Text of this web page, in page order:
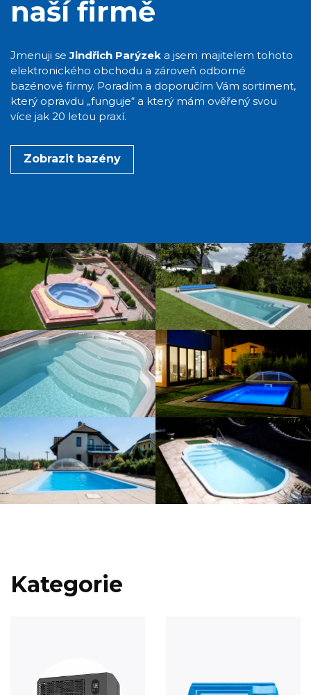
naší firmě
Jmenuji seJindřich Parýzek a jsem majitelem tohoto
elektronického obchodu a zároveň odborné
bazénové firmy. Poradím a doporučím Vám sortiment,
který opravdu „funguje“ a který mám ověřený svou
více jak 20 letou praxí.
Zobrazit bazény
Kategorie